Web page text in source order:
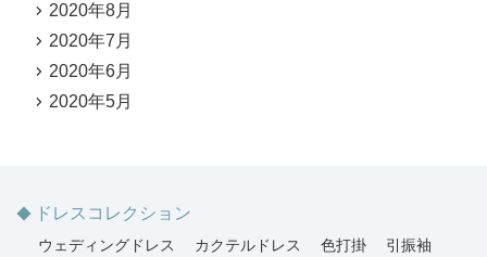
2020年8月
2020年7月
2020年6月
2020年5月
ドレスコレクション
ウェディングドレス カクテルドレス 色打掛
引振袖